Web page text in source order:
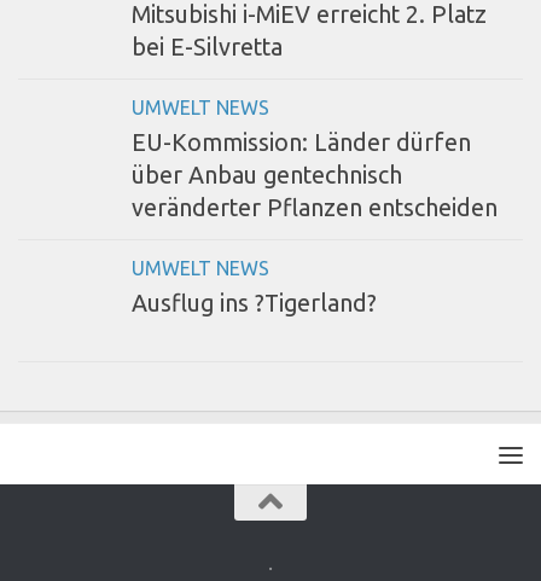
Mitsubishi i-MiEV erreicht 2. Platz
bei E-Silvretta
UMWELT NEWS
EU-Kommission: Länder dürfen
über Anbau gentechnisch
veränderter Pflanzen entscheiden
UMWELT NEWS
Ausflug ins ?Tigerland?
.